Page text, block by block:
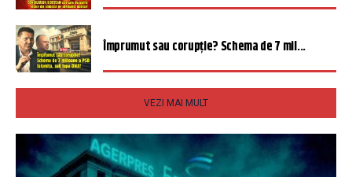
Împrumut sau corupție? Schema de 7 mil...
VEZI MAI MULT